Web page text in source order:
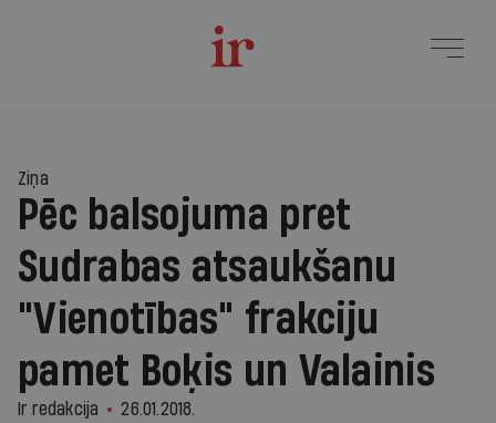
Ziņa
Pēc balsojuma pret
Sudrabas atsaukšanu
"Vienotības" frakciju
pamet Boķis un Valainis
Ir redakcija 26.01.2018.